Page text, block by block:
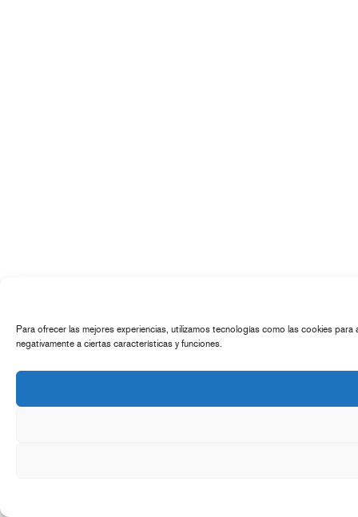
Para ofrecer las mejores experiencias, utilizamos tecnologías como las cookies
negativamente a ciertas características y funciones.